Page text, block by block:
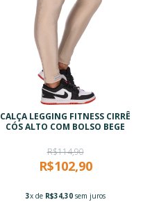
CALÇA LEGGING FITNESS CIRRÊ
CÓS ALTO COM BOLSO BEGE
R$114,90
R$102,90
3x de R$34,30sem juros